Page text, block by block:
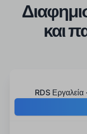
και
RDS